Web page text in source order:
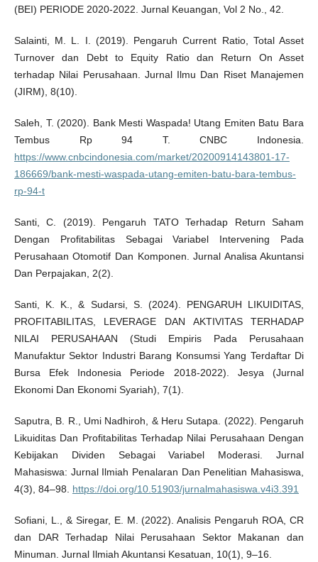
(BEI) PERIODE 2020-2022. Jurnal Keuangan, Vol 2 No., 42.
Salainti, M. L. I. (2019). Pengaruh Current Ratio, Total Asset
Turnover dan Debt to Equity Ratio dan Return On Asset
terhadap Nilai Perusahaan. Jurnal Ilmu Dan Riset Manajemen
(JIRM), 8(10).
Saleh, T. (2020). Bank Mesti Waspada! Utang Emiten Batu Bara
Tembus Rp 94 T. CNBC Indonesia.
https://www.cnbcindonesia.com/market/20200914143801-17-
186669/bank-mesti-waspada-utang-emiten-batu-bara-tembus-
rp-94-t
Santi, C. (2019). Pengaruh TATO Terhadap Return Saham
Dengan Profitabilitas Sebagai Variabel Intervening Pada
Perusahaan Otomotif Dan Komponen. Jurnal Analisa Akuntansi
Dan Perpajakan, 2(2).
Santi, K. K., & Sudarsi, S. (2024). PENGARUH LIKUIDITAS,
PROFITABILITAS, LEVERAGE DAN AKTIVITAS TERHADAP
NILAI PERUSAHAAN (Studi Empiris Pada Perusahaan
Manufaktur Sektor Industri Barang Konsumsi Yang Terdaftar Di
Bursa Efek Indonesia Periode 2018-2022). Jesya (Jurnal
Ekonomi Dan Ekonomi Syariah), 7(1).
Saputra, B. R., Umi Nadhiroh, & Heru Sutapa. (2022). Pengaruh
Likuiditas Dan Profitabilitas Terhadap Nilai Perusahaan Dengan
Kebijakan Dividen Sebagai Variabel Moderasi. Jurnal
Mahasiswa: Jurnal Ilmiah Penalaran Dan Penelitian Mahasiswa,
4(3), 84–98. https://doi.org/10.51903/jurnalmahasiswa.v4i3.391
Sofiani, L., & Siregar, E. M. (2022). Analisis Pengaruh ROA, CR
dan DAR Terhadap Nilai Perusahaan Sektor Makanan dan
Minuman. Jurnal Ilmiah Akuntansi Kesatuan, 10(1), 9–16.